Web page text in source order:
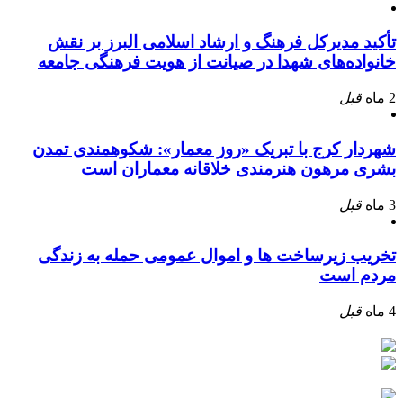
تأکید مدیرکل فرهنگ و ارشاد اسلامی البرز بر نقش
خانواده‌های شهدا در صیانت از هویت فرهنگی جامعه
2 ماه قبل
شهردار کرج با تبریک «روز معمار»: شکوهمندی تمدن
بشری مرهون هنرمندی خلاقانه معماران است
3 ماه قبل
تخریب زیرساخت ها و اموال عمومی حمله به زندگی
مردم است
4 ماه قبل